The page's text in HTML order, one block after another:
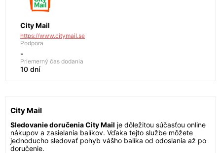
City Mail
https://www.citymail.se
Podpora
-
Priemerný čas dodania
10 dní
City Mail
Sledovanie doručenia City Mail je dôležitou súčasťou online
nákupov a zasielania balíkov. Vďaka tejto službe môžete
jednoducho sledovať pohyb vášho balíka od odoslania až po
doručenie.